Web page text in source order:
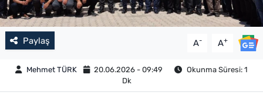
Paylaş A- A+
Mehmet TÜRK 20.06.2026 - 09:49
Okunma Süresi: 1
Dk